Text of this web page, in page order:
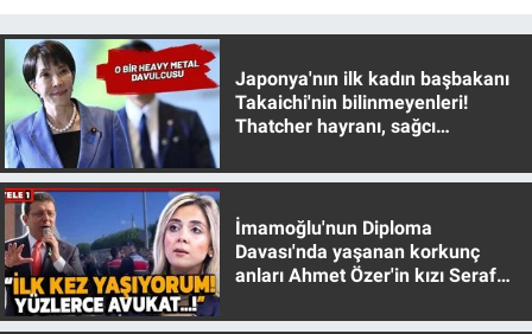
Japonya'nın ilk kadın başbakanı
Takaichi'nin bilinmeyenleri!
Thatcher hayranı, sağcı
İmamoğlu'nun Diploma
Davası'nda yaşanan korkunç
anları Ahmet Özer'in kızı Seraf